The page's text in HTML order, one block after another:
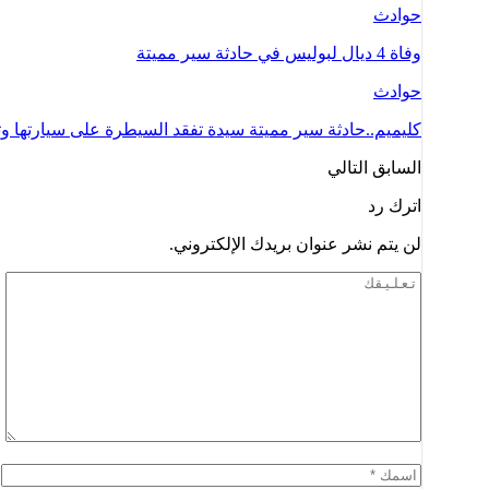
حوادث
وفاة 4 ديال لبوليس في حادثة سير مميتة
حوادث
كليميم..حادثة سير مميتة سيدة تفقد السيطرة على
السابق التالي
اترك رد
لن يتم نشر عنوان بريدك الإلكتروني.